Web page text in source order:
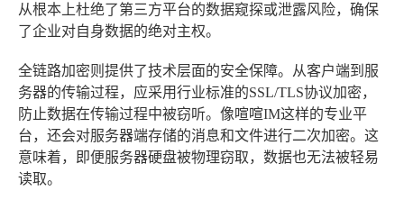
从根本上杜绝了第三方平台的数据窥探或泄露风险，确保
了企业对自身数据的绝对主权。
全链路加密则提供了技术层面的安全保障。从客户端到服
务器的传输过程，应采用行业标准的SSL/TLS协议加密，
防止数据在传输过程中被窃听。像喧喧IM这样的专业平
台，还会对服务器端存储的消息和文件进行二次加密。这
意味着，即便服务器硬盘被物理窃取，数据也无法被轻易
读取。